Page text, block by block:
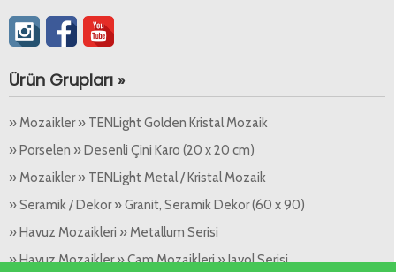
Ürün Grupları »
» Mozaikler » TENLight Golden Kristal Mozaik
» Porselen » Desenli Çini Karo (20 x 20 cm)
» Mozaikler » TENLight Metal / Kristal Mozaik
» Seramik / Dekor » Granit, Seramik Dekor (60 x 90)
» Havuz Mozaikleri » Metallum Serisi
» Havuz Mozaikler » Cam Mozaikleri » Javol Serisi